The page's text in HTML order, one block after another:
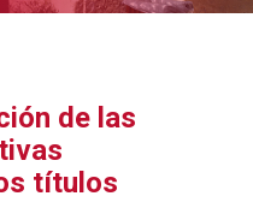
de las
títulos